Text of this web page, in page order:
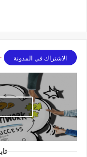
الاشتراك في المدونة